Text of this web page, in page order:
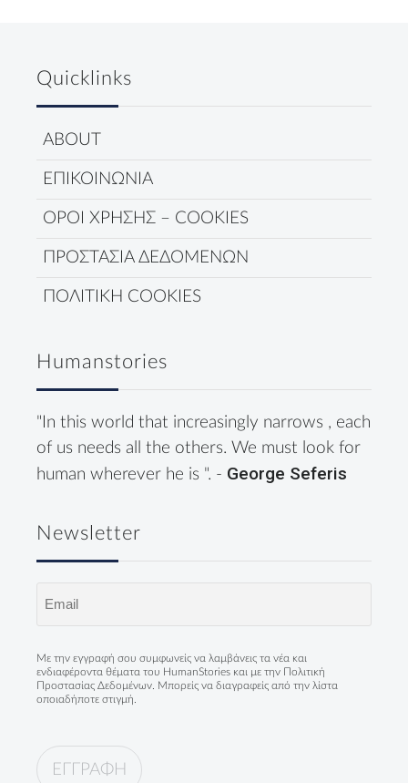
Quicklinks
ABOUT
ΕΠΙΚΟΙΝΩΝΙΑ
ΟΡΟΙ ΧΡΗΣΗΣ – COOKIES
ΠΡΟΣΤΑΣΙΑ ΔΕΔΟΜΕΝΩΝ
ΠΟΛΙΤΙΚΗ COOKIES
Humanstories
"In this world that increasingly narrows , each
of us needs all the others. We must look for
human wherever he is ". - George Seferis
Newsletter
Με την εγγραφή σου συμφωνείς να λαμβάνεις τα νέα και
ενδιαφέροντα θέματα του HumanStories και με την Πολιτική
Προστασίας Δεδομένων . Μπορείς να διαγραφείς από την λίστα
οποιαδήποτε στιγμή.